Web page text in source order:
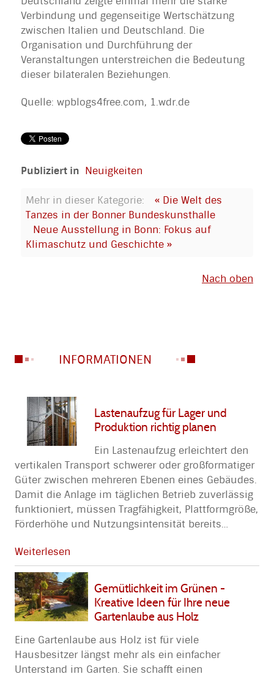
Verbindung und gegenseitige Wertschätzung
zwischen Italien und Deutschland. Die
Organisation und Durchführung der
Veranstaltungen unterstreichen die Bedeutung
dieser bilateralen Beziehungen.
Quelle: wpblogs4free.com, 1.wdr.de
Publiziert in Neuigkeiten
Mehr in dieser Kategorie:
« Die Welt des
Tanzes in der Bonner Bundeskunsthalle
Neue Ausstellung in Bonn: Fokus auf
Klimaschutz und Geschichte »
Nach oben
INFORMATIONEN
Lastenaufzug für Lager und
Produktion richtig planen
Ein Lastenaufzug erleichtert den
vertikalen Transport schwerer oder großformatiger
Güter zwischen mehreren Ebenen eines Gebäudes.
Damit die Anlage im täglichen Betrieb zuverlässig
funktioniert, müssen Tragfähigkeit, Plattformgröße,
Förderhöhe und Nutzungsintensität bereits…
Weiterlesen
Gemütlichkeit im Grünen -
Kreative Ideen für Ihre neue
Gartenlaube aus Holz
Eine Gartenlaube aus Holz ist für viele
Hausbesitzer längst mehr als ein einfacher
Unterstand im Garten. Sie schafft einen